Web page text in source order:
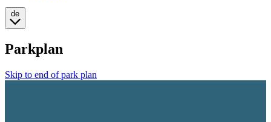
de
Parkplan
Skip to end of park plan